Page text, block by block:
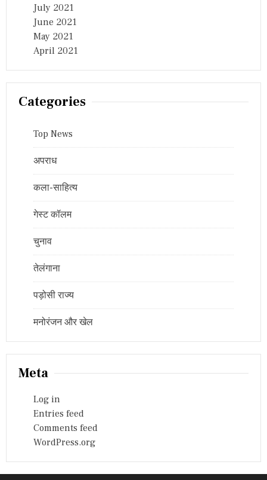
July 2021
June 2021
May 2021
April 2021
Categories
Top News
अपराध
कला-साहित्य
गेस्ट कॉलम
चुनाव
तेलंगाना
पड़ोसी राज्य
मनोरंजन और खेल
Meta
Log in
Entries feed
Comments feed
WordPress.org